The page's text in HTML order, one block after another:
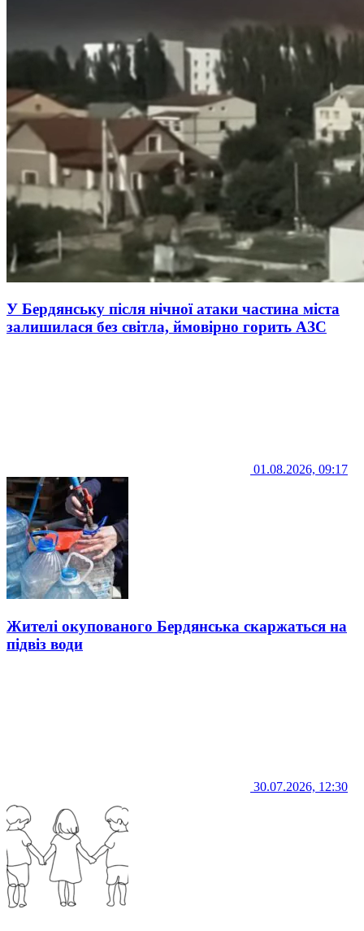
У Бердянську після нічної атаки частина міста
залишилася без світла, ймовірно горить АЗС
01.08.2026, 09:17
Жителі окупованого Бердянська скаржаться на
підвіз води
30.07.2026, 12:30